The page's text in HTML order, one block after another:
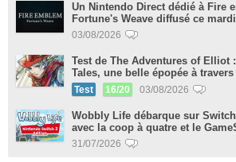
Un Nintendo Direct dédié à Fire
Fortune's Weave diffusé ce mardi
03/08/2026
Test de The Adventures of Elliot
Tales, une belle épopée à
Test 16/20 03/08/2026
Wobbly Life débarque sur
avec la coop à quatre et le
31/07/2026